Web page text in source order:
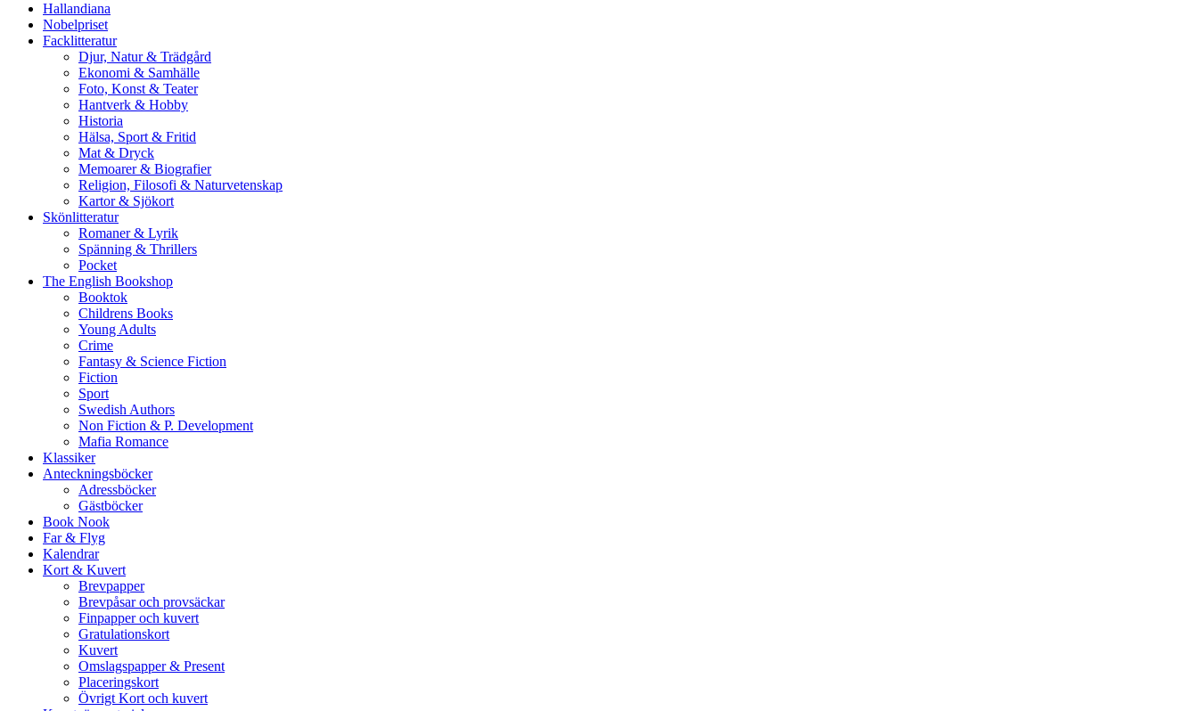
Hallandiana
Nobelpriset
Facklitteratur
Djur, Natur & Trädgård
Ekonomi & Samhälle
Foto, Konst & Teater
Hantverk & Hobby
Historia
Hälsa, Sport & Fritid
Mat & Dryck
Memoarer & Biografier
Religion, Filosofi & Naturvetenskap
Kartor & Sjökort
Skönlitteratur
Romaner & Lyrik
Spänning & Thrillers
Pocket
The English Bookshop
Booktok
Childrens Books
Young Adults
Crime
Fantasy & Science Fiction
Fiction
Sport
Swedish Authors
Non Fiction & P. Development
Mafia Romance
Klassiker
Anteckningsböcker
Adressböcker
Gästböcker
Book Nook
Far & Flyg
Kalendrar
Kort & Kuvert
Brevpapper
Brevpåsar och provsäckar
Finpapper och kuvert
Gratulationskort
Kuvert
Omslagspapper & Present
Placeringskort
Övrigt Kort och kuvert